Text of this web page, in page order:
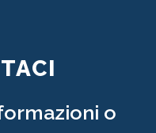
o